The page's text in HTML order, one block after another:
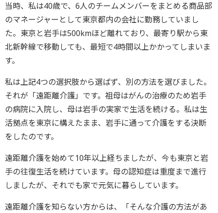
当時、私は40歳で、6人のチームメンバーをまとめる商品部
のマネージャーとして東京都内の会社に勤務していまし
た。東京と岩手は500kmほど離れており、最寄り駅から東
北新幹線で移動しても、最短で4時間以上かかってしまいま
す。
私は上記4つの選択肢から選ばず、別の方法を選びました。
それが「遠距離介護」です。祖母はがんの治療のため岩手
の病院に入院し、母は岩手の実家で生活を続ける。私は生
活拠点を東京に構えたまま、岩手に通って介護をする決断
をしたのです。
遠距離介護を始めて10年以上経ちましたが、今も東京と岩
手の往復生活を続けています。母の認知症は重度まで進行
しましたが、それでも家で元気に暮らしています。
遠距離介護を知らない方からは、「そんな介護の方法があ